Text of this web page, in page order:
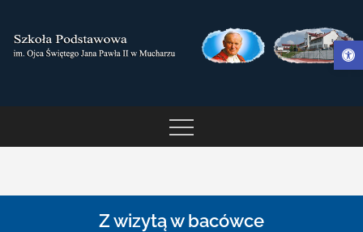
Otwórz pasek narzędzi
content
OJCA ŚWIĘTEGO JANA
Z wizytą w bacówce